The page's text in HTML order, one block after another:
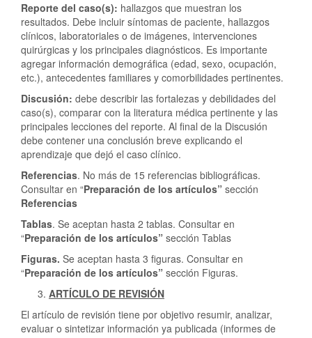
Reporte del caso(s): hallazgos que muestran los
resultados. Debe incluir síntomas de paciente, hallazgos
clínicos, laboratoriales o de imágenes, intervenciones
quirúrgicas y los principales diagnósticos. Es importante
agregar información demográfica (edad, sexo, ocupación,
etc.), antecedentes familiares y comorbilidades pertinentes.
Discusión: debe describir las fortalezas y debilidades del
caso(s), comparar con la literatura médica pertinente y las
principales lecciones del reporte. Al final de la Discusión
debe contener una conclusión breve explicando el
aprendizaje que dejó el caso clínico.
Referencias. No más de 15 referencias bibliográficas.
Consultar en “Preparación de los artículos” sección
Referencias
Tablas. Se aceptan hasta 2 tablas. Consultar en
“Preparación de los artículos” sección Tablas
Figuras. Se aceptan hasta 3 figuras. Consultar en
“Preparación de los artículos” sección Figuras.
ARTÍCULO DE REVISIÓN
El artículo de revisión tiene por objetivo resumir, analizar,
evaluar o sintetizar información ya publicada (informes de